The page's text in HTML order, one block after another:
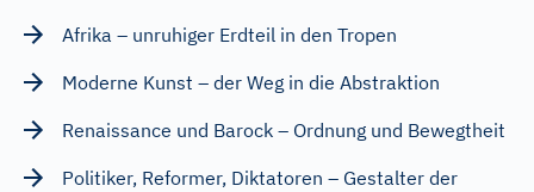
Afrika – unruhiger Erdteil in den Tropen
Moderne Kunst – der Weg in die Abstraktion
Renaissance und Barock – Ordnung und Bewegtheit
Politiker, Reformer, Diktatoren – Gestalter der